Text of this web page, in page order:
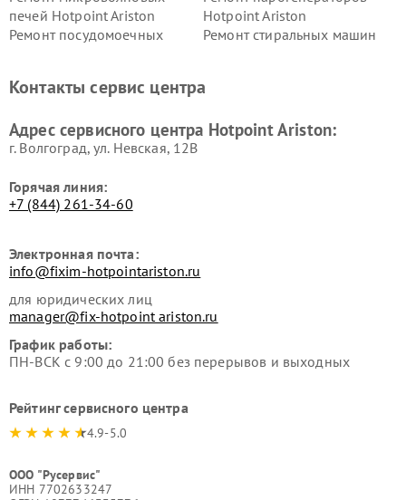
печей Hotpoint Ariston
Hotpoint Ariston
Ремонт посудомоечных
Ремонт стиральных машин
Hotpoint Ariston
Hotpoint Ariston
Ariston
Hotpoint Ariston
Контакты сервис центра
Адрес сервисного центра Hotpoint Ariston:
г. Волгоград, ул. Невская, 12В
Горячая линия:
+7 (844) 261-34-60
Электронная почта:
info@fixim-hotpointariston.ru
для юридических лиц
manager@fix-hotpoint ariston.ru
График работы:
ПН-ВСК с 9:00 до 21:00 без перерывов и выходных
Рейтинг сервисного центра
4.9-5.0
ООО "Русервис"
ИНН 7702633247